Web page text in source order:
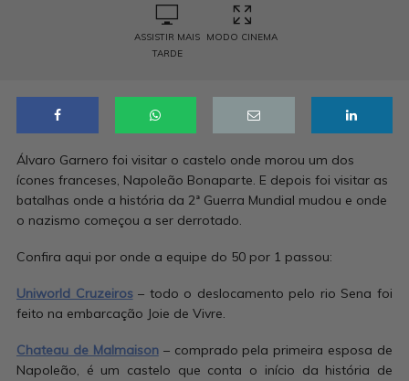
ASSISTIR MAIS
TARDE
MODO CINEMA
Álvaro Garnero foi visitar o castelo onde morou um dos
ícones franceses, Napoleão Bonaparte. E depois foi visitar as
batalhas onde a história da 2ª Guerra Mundial mudou e onde
o nazismo começou a ser derrotado.
Confira aqui por onde a equipe do 50 por 1 passou:
Uniworld Cruzeiros– todo o deslocamento pelo rio Sena foi
feito na embarcação Joie de Vivre.
Chateau de Malmaison– comprado pela primeira esposa de
Napoleão, é um castelo que conta o início da história de